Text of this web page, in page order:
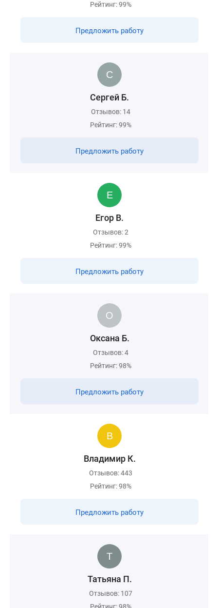
Рейтинг: 99%
Предложить работу
Сергей Б.
Отзывов: 14
Рейтинг: 99%
Предложить работу
Егор В.
Отзывов: 2
Рейтинг: 99%
Предложить работу
Оксана Б.
Отзывов: 4
Рейтинг: 98%
Предложить работу
Владимир К.
Отзывов: 443
Рейтинг: 98%
Предложить работу
Татьяна П.
Отзывов: 107